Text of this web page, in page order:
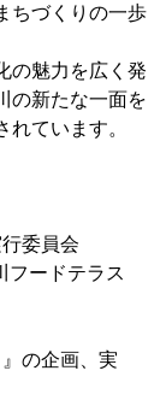
ちづくりの一歩
の魅力を広く発
の新たな一面を
ています。
委員会
ードテラス
の企画、実